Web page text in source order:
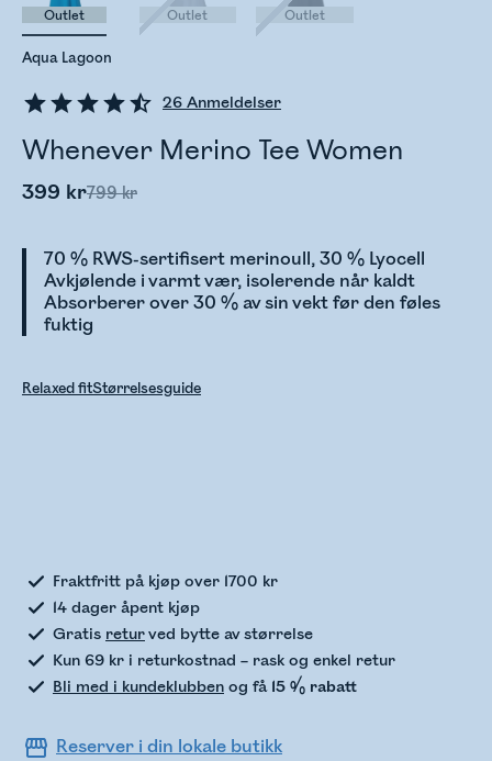
26 Anmeldelser
Whenever Merino Tee Women
399 kr799 kr
70 % RWS-sertifisert merinoull, 30 % Lyocell
Avkjølende i varmt vær, isolerende når kaldt
Absorberer over 30 % av sin vekt før den føles
fuktig
Aqua Lagoon
Outlet Outlet Outlet
Relaxed fitStørrelsesguide
Fraktfritt på kjøp over 1700 kr
14 dager åpent kjøp
Gratis returved bytte av størrelse
Kun 69 kr i returkostnad – rask og enkel retur
Bli med i kundeklubben og få 15 % rabatt
Reserver i din lokale butikk